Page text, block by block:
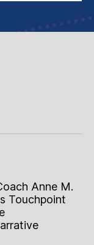
Anne M.
Touchpoint